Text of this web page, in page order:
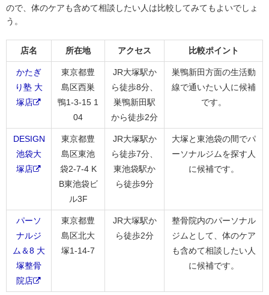
ので、体のケアも含めて相談したい人は比較してみてもよいでしょ
う。
店名 所在地 アクセス 比較ポイント
かたぎ
り塾 大
塚店
東京都豊
島区西巣
鴨1-3-15 1
04
JR大塚駅か
ら徒歩8分、
巣鴨新田駅
から徒歩2分
巣鴨新田方面の生活動
線で通いたい人に候補
です。
DESIGN
池袋大
塚店
東京都豊
島区東池
袋2-7-4 K
B東池袋ビ
ル3F
JR大塚駅か
ら徒歩7分、
東池袋駅か
ら徒歩9分
大塚と東池袋の間でパ
ーソナルジムを探す人
に候補です。
パーソ
ナルジ
ム＆8 大
塚整骨
院店
東京都豊
島区北大
塚1-14-7
JR大塚駅か
ら徒歩2分
整骨院内のパーソナル
ジムとして、体のケア
も含めて相談したい人
に候補です。